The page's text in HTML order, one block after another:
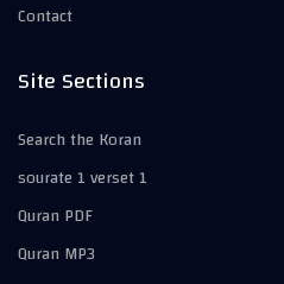
Contact
Site Sections
Search the Koran
sourate 1 verset 1
Quran PDF
Quran MP3